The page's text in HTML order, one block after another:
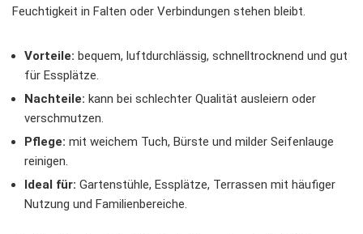
Feuchtigkeit in Falten oder Verbindungen stehen bleibt.
Vorteile: bequem, luftdurchlässig, schnelltrocknend und gut
für Essplätze.
Nachteile: kann bei schlechter Qualität ausleiern oder
verschmutzen.
Pflege: mit weichem Tuch, Bürste und milder Seifenlauge
reinigen.
Ideal für: Gartenstühle, Essplätze, Terrassen mit häufiger
Nutzung und Familienbereiche.